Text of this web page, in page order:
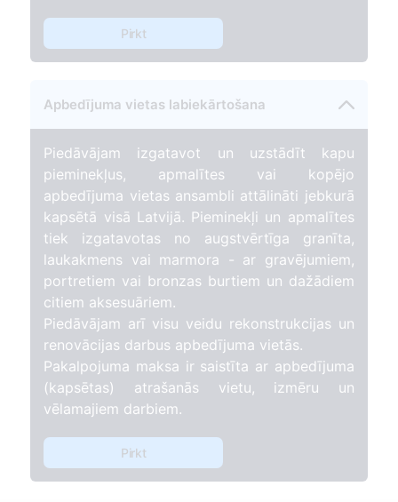
Pirkt
Apbedījuma vietas labiekārtošana
Piedāvājam izgatavot un uzstādīt kapu
pieminekļus, apmalītes vai kopējo
apbedījuma vietas ansambli attālināti jebkurā
kapsētā visā Latvijā. Pieminekļi un apmalītes
tiek izgatavotas no augstvērtīga granīta,
laukakmens vai marmora - ar gravējumiem,
portretiem vai bronzas burtiem un dažādiem
citiem aksesuāriem.
Piedāvājam arī visu veidu rekonstrukcijas un
renovācijas darbus apbedījuma vietās.
Pakalpojuma maksa ir saistīta ar apbedījuma
(kapsētas) atrašanās vietu, izmēru un
vēlamajiem darbiem.
Pirkt